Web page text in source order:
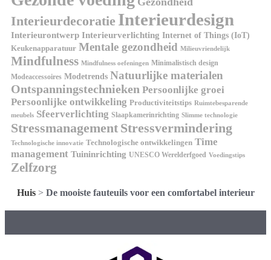
Interieurdecoratie Interieurdesign
Interieurontwerp Interieurverlichting Internet of Things (IoT)
Keukenapparatuur Mentale gezondheid Milieuvriendelijk
Mindfulness Mindfulness oefeningen Minimalistisch design
Modeaccessoires Modetrends Natuurlijke materialen
Ontspanningstechnieken Persoonlijke groei
Persoonlijke ontwikkeling Productiviteitstips Ruimtebesparende
meubels Sfeerverlichting Slaapkamerinrichting Slimme technologie
Stressmanagement Stressvermindering
Technologische innovatie Technologische ontwikkelingen Time
management Tuininrichting UNESCO Werelderfgoed Voedingstips
Zelfzorg
Huis> De mooiste fauteuils voor een comfortabel interieur